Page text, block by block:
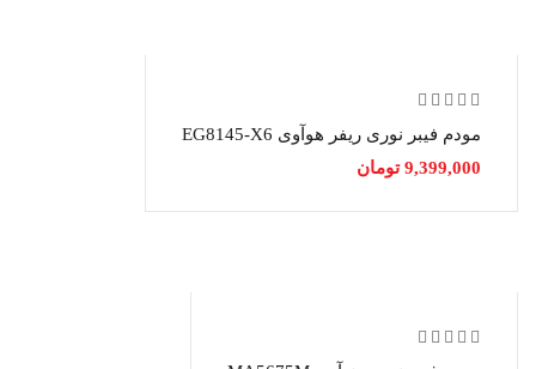
مودم فیبر نوری ریفر هوآوی EG8145-X6
9,399,000 تومان